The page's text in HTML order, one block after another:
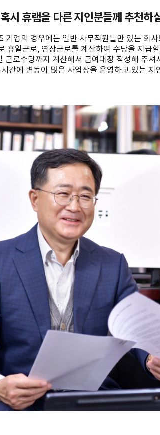
시 휴램을 다른 지인분들께 추천하
기업의 경우에는 일반 사무직원들만 있는 회
휴일근로, 연장근로를 계산하여 수당을 지급
근로수당까지 계산해서 급여대장 작성해 주
간에 변동이 많은 사업장을 운영하고 있는